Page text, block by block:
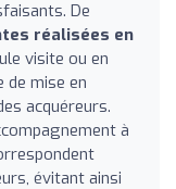
De
réalisées en
visite ou en
de mise en
acquéreurs.
à
évitant ainsi